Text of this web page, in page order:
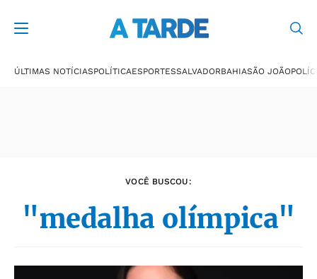
ÚLTIMAS NOTÍCIASPOLÍTICAESPORTESSALVADORBAHIASÃO JOÃO
VOCÊ BUSCOU:
"medalha olímpica"